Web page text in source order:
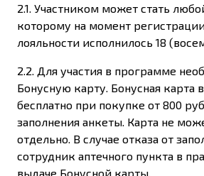
2.1. Участником может стать
которому на момент
лояльности исполнилось 18
2.2. Для участия в программе
Бонусную карту. Бонусная карта
бесплатно при покупке от 800
заполнения анкеты. Карта не
отдельно. В случае отказа от
сотрудник аптечного пункта в
выдаче Бонусной карты.